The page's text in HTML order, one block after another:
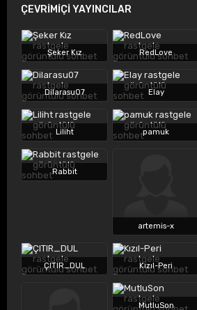
ÇEVRİMİÇİ YAYINCILAR
Şeker Kız RedLove
Dilarasu07 Elay
Liliht pamuk
Rabbit
artemis-x
ÇITIR_DUL Kızıl-Peri
MutluSon